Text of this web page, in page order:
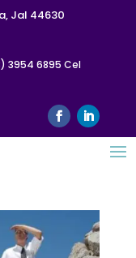
Jal 44630
3954 6895 Cel